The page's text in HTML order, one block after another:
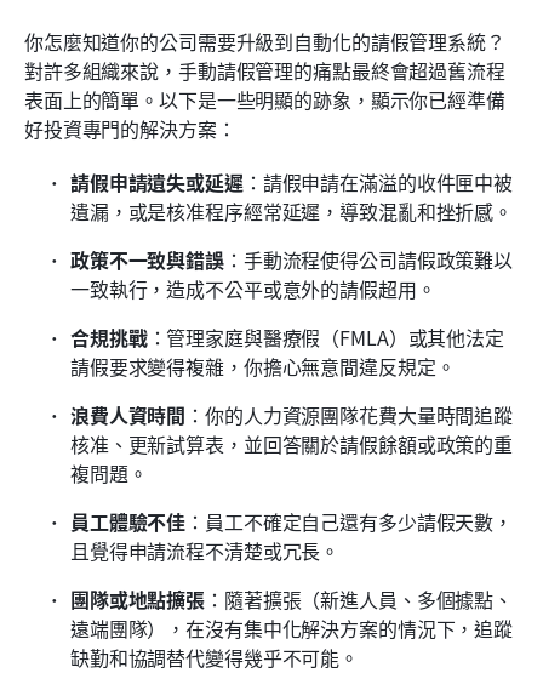
你怎麼知道你的公司需要升級到自動化的請假管理系統？
對許多組織來說，手動請假管理的痛點最終會超過舊流程
表面上的簡單。以下是一些明顯的跡象，顯示你已經準備
好投資專門的解決方案：
請假申請遺失或延遲：請假申請在滿溢的收件匣中被
遺漏，或是核准程序經常延遲，導致混亂和挫折感。
政策不一致與錯誤：手動流程使得公司請假政策難以
一致執行，造成不公平或意外的請假超用。
合規挑戰：管理家庭與醫療假（FMLA）或其他法定
請假要求變得複雜，你擔心無意間違反規定。
浪費人資時間 ：你的人力資源團隊花費大量時間追蹤
核准、更新試算表，並回答關於請假餘額或政策的重
複問題。
員工體驗不佳 ：員工不確定自己還有多少請假天數，
且覺得申請流程不清楚或冗長。
團隊或地點擴張 ：隨著擴張（新進人員、多個據點、
遠端團隊），在沒有集中化解決方案的情況下，追蹤
缺勤和協調替代變得幾乎不可能。